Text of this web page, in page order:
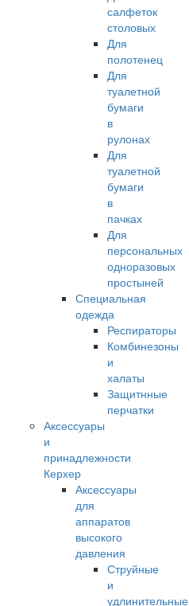
салфеток
столовых
Для
полотенец
Для
туалетной
бумаги
в
рулонах
Для
туалетной
бумаги
в
пачках
Для
персональных
одноразовых
простыней
Специальная
одежда
Респираторы
Комбинезоны
и
халаты
Защитнные
перчатки
Аксессуары
и
принадлежности
Керхер
Аксессуары
для
аппаратов
высокого
давления
Струйные
и
удлинительные